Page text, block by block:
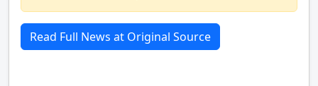
Read Full News at Original Source